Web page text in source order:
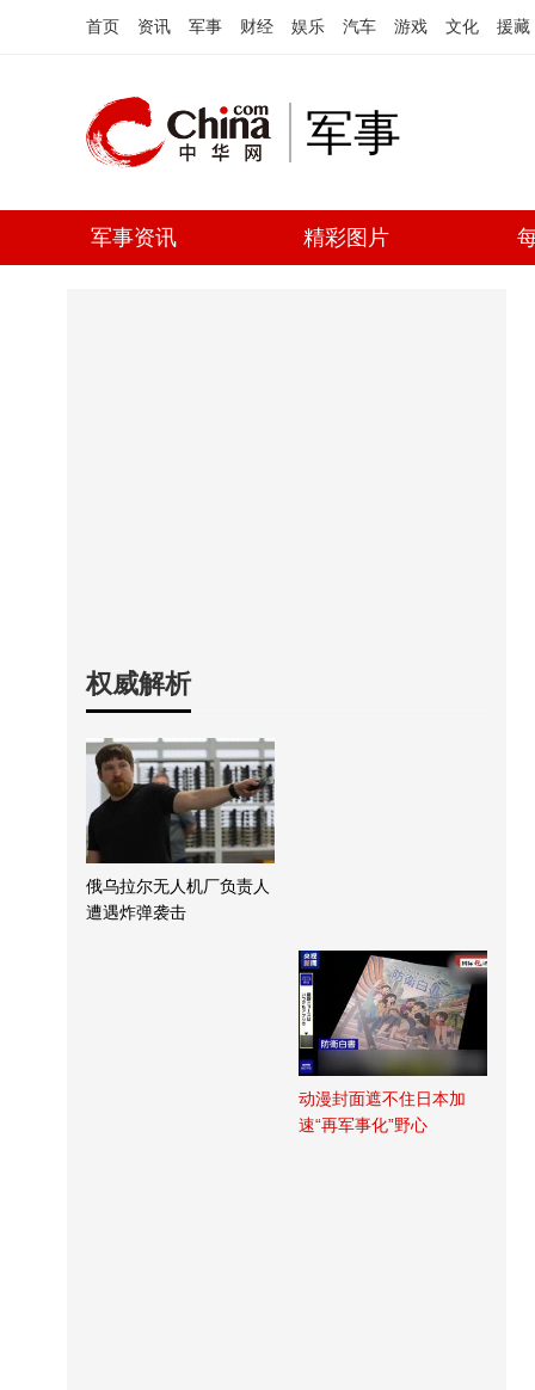
首页 资讯 军事 财经 娱乐 汽车 游戏 文化 援藏
军事
军事资讯 精彩图片
权威解析
俄乌拉尔无人机厂负责人
遭遇炸弹袭击
动漫封面遮不住日本加
速“再军事化”野心